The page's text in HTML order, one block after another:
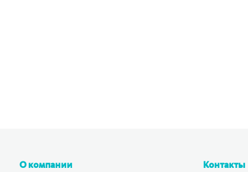
О компании Контакты